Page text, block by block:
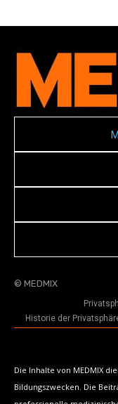
© MEDMIX
Historie der
Die Inhalte von MEDMIX
Bildungszwecken. Die